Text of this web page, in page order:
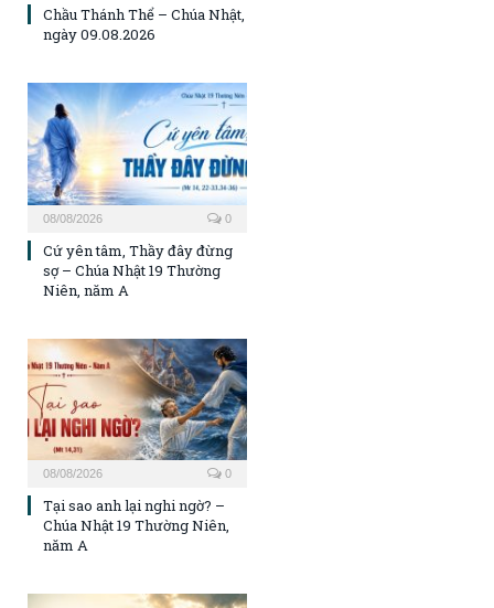
Chầu Thánh Thể – Chúa Nhật,
ngày 09.08.2026
08/08/2026 0
Cứ yên tâm, Thầy đây đừng
sợ – Chúa Nhật 19 Thường
Niên, năm A
08/08/2026 0
Tại sao anh lại nghi ngờ? –
Chúa Nhật 19 Thường Niên,
năm A